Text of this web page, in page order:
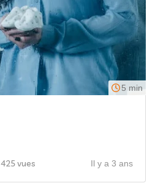
5 min
425 vues Il y a 3 ans